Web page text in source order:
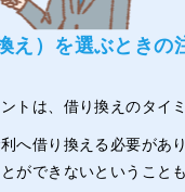
え）を選ぶときの
トは、借り換えのタイミ
へ借り換える必要があ
ができないということ